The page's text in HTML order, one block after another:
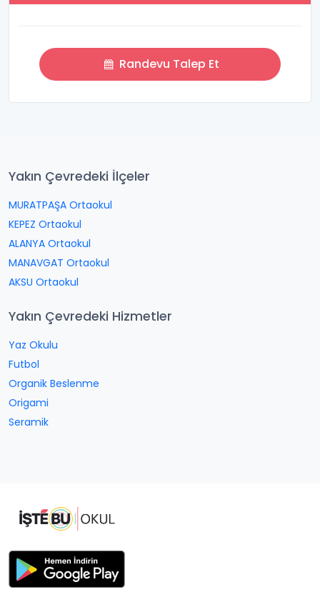
Randevu Talep Et
Yakın Çevredeki İlçeler
MURATPAŞA Ortaokul
KEPEZ Ortaokul
ALANYA Ortaokul
MANAVGAT Ortaokul
AKSU Ortaokul
Yakın Çevredeki Hizmetler
Yaz Okulu
Futbol
Organik Beslenme
Origami
Seramik